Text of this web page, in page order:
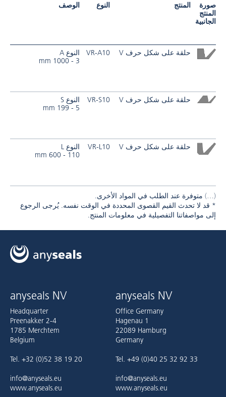
صورة
المنتج
الجانبية
المنتج النوع الوصف
حلقة على شكل حرف V VR-A10
النوع A
3 - 1000 mm
حلقة على شكل حرف V VR-S10
النوع S
5 - 199 mm
حلقة على شكل حرف V VR-L10
النوع L
110 - 600 mm
متوفرة عند الطلب في المواد الأخرى.
* قد لا تحدث القيم القصوى المحددة في الوقت نفسه. يُرجى الرجوع
إلى مواصفاتنا التفصيلية في معلومات المنتج.
anyseals NV
Headquarter
Preenakker 2-4
1785 Merchtem
Belgium
Tel. +32 (0)52 38 19 20
info@anyseals.eu
www.anyseals.eu
anyseals NV
Office Germany
Hagenau 1
22089 Hamburg
Germany
Tel. +49 (0)40 25 32 92 33
info@anyseals.eu
www.anyseals.eu